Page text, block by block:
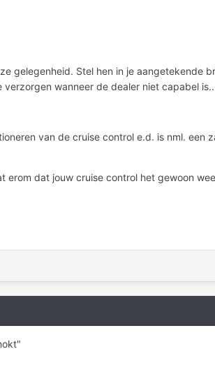
gelegenheid. Stel hen in je aangetekende
wanneer de dealer niet capabel
van de cruise control e.d. is nml. een
erom dat jouw cruise control het gewoon